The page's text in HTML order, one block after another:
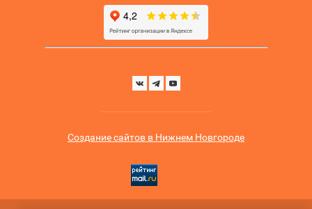
Создание сайтов в Нижнем Новгороде